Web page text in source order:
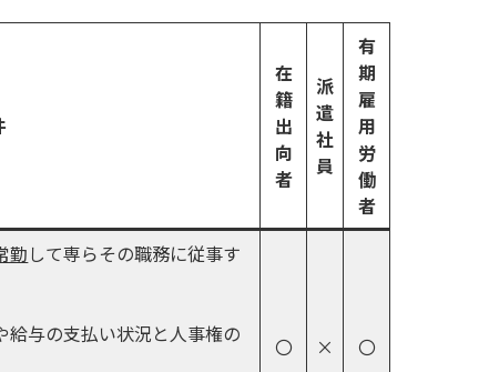
在
籍
出
向
者
派
遣
社
員
有
期
雇
用
労
働
者
勤 して専らその職務に従事す
与の支払い状況と人事権の
〇 × 〇